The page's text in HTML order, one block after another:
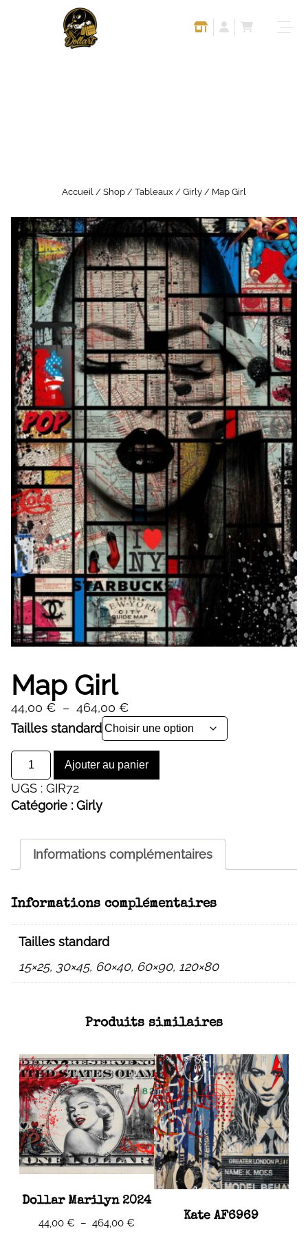
Accueil / Shop / Tableaux / Girly / Map Girl
Map Girl
44,00 € – 464,00 €Plage
de
prix :
44,00 €
à
Tailles standard
quantité
de
Map
Girl
Ajouter au panier
Alternative:
UGS : GIR72
Catégorie : Girly
Informations complémentaires
Informations complémentaires
Tailles standard
15×25, 30×45, 60×40, 60×90, 120×80
Produits similaires
Dollar Marilyn 2024
44,00€ – 464,00€
Kate AF6969